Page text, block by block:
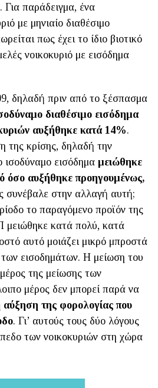
Για παράδειγμα, ένα
με μηνιαίο διαθέσιμο
πως έχει το ίδιο βιοτικό
νοικοκυριό με εισόδημα
δηλαδή πριν από το ξέσπασμα
διαθέσιμο εισόδημα
αυξήθηκε κατά 14%.
της κρίσης, δηλαδή την
ισοδύναμο εισόδημα μειώθηκε
όσο αυξήθηκε προηγουμένως,
συνέβαλε στην αλλαγή αυτή;
το παραγόμενο προϊόν της
κατά πολύ, κατά
αυτό μοιάζει μικρό μπροστά
εισοδημάτων. Η μείωση του
της μείωσης των
μέρος δεν μπορεί παρά να
της φορολογίας που
. Γι’ αυτούς τους δύο λόγους
των νοικοκυριών στη χώρα